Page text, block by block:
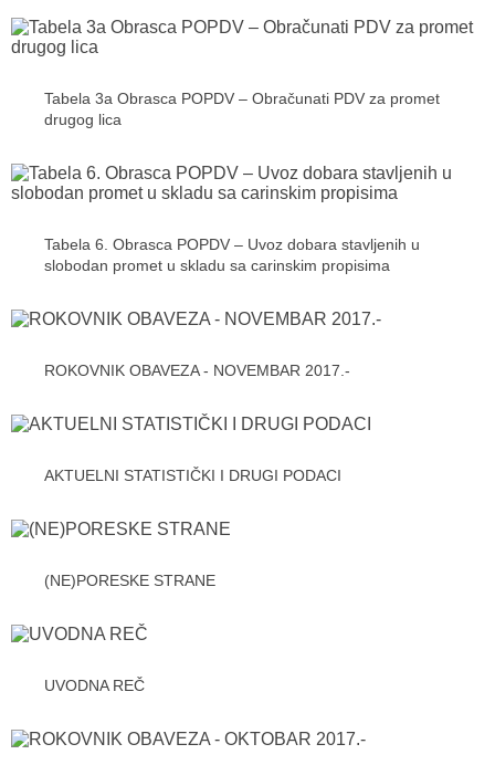
Tabela 3a Obrasca POPDV – Obračunati PDV za promet
drugog lica
Tabela 6. Obrasca POPDV – Uvoz dobara stavljenih u
slobodan promet u skladu sa carinskim propisima
ROKOVNIK OBAVEZA - NOVEMBAR 2017.-
AKTUELNI STATISTIČKI I DRUGI PODACI
(NE)PORESKE STRANE
UVODNA REČ